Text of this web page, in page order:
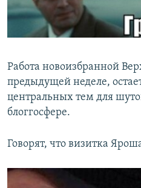
Работа новоизбранной
предыдущей неделе,
центральных тем для
блоггосфере.
Говорят, что визитка